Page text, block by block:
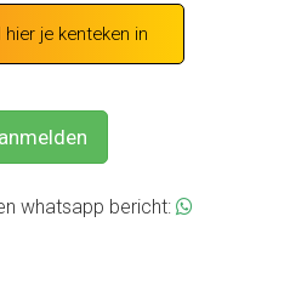
whatsapp bericht: